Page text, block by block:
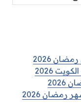
2026
2026
توقيت الحصص المدرسية في شهر رمضان 2026